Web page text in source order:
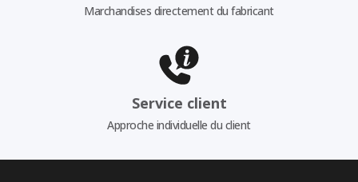
Marchandises directement du fabricant
Service client
Approche individuelle du client